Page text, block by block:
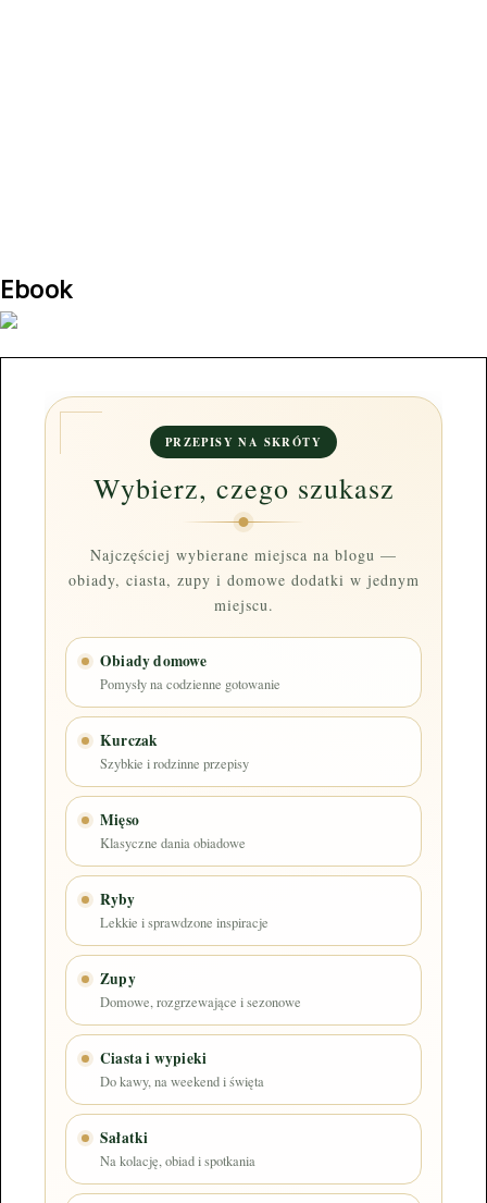
Ebook
PRZEPISY NA SKRÓTY
Wybierz, czego szukasz
Najczęściej wybierane miejsca na blogu —
obiady, ciasta, zupy i domowe dodatki w jednym
miejscu.
Obiady domowe
Pomysły na codzienne gotowanie
Kurczak
Szybkie i rodzinne przepisy
Mięso
Klasyczne dania obiadowe
Ryby
Lekkie i sprawdzone inspiracje
Zupy
Domowe, rozgrzewające i sezonowe
Ciasta i wypieki
Do kawy, na weekend i święta
Sałatki
Na kolację, obiad i spotkania